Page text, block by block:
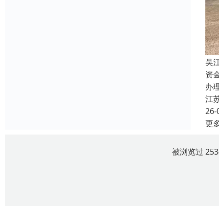
吴
资
办
江
26-
更
被浏览过